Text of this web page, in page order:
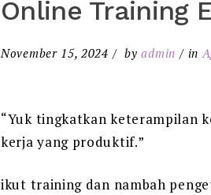
Online Training
November 15, 2024 byadmin in
“Yuk tingkatkan keterampilan
kerja yang produktif.”
ikut training dan nambah